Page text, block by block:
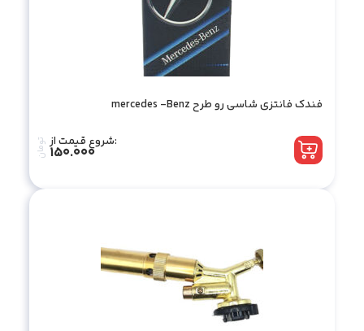
فندک فانتزی شاسی رو طرح mercedes -Benz
شروع قیمت از: تومان 150.000